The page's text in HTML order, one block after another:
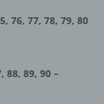
76, 77, 78, 79, 80
88, 89, 90 –